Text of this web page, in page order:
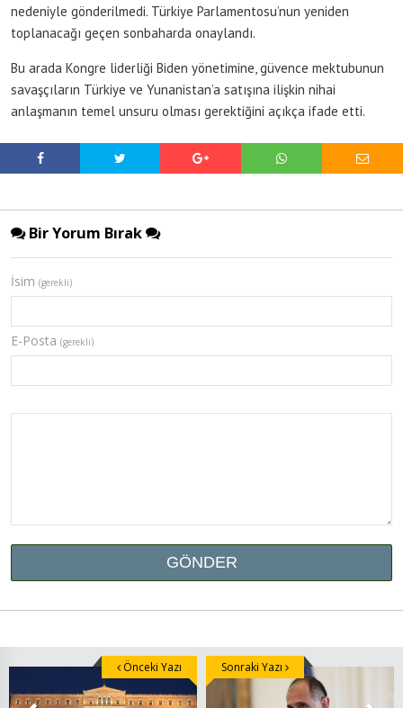
nedeniyle gönderilmedi. Türkiye Parlamentosu’nun yeniden
toplanacağı geçen sonbaharda onaylandı.
Bu arada Kongre liderliği Biden yönetimine, güvence mektubunun
savaşçıların Türkiye ve Yunanistan’a satışına ilişkin nihai
anlaşmanın temel unsuru olması gerektiğini açıkça ifade etti.
Bir Yorum Bırak
İsim (gerekli)
E-Posta (gerekli)
Önceki Yazı Sonraki Yazı